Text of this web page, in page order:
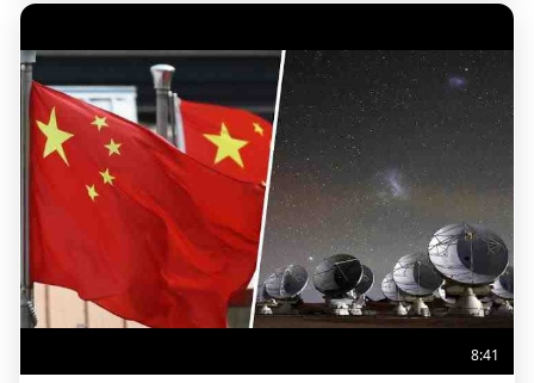
8:41